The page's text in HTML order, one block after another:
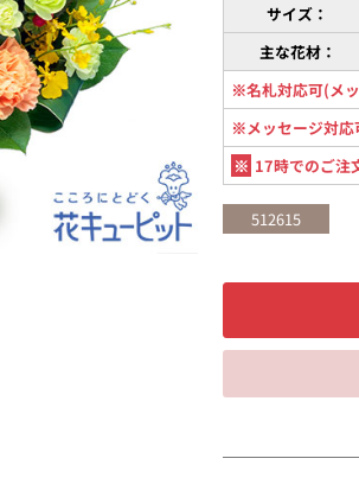
サイズ：
主な花材：
※名札対応可(メ
※メッセージ対応
※ 17時でのご注
512615